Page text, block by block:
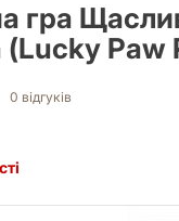
гра
Paw
0 відгуків